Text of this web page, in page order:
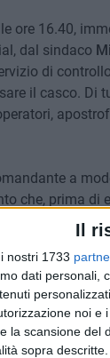
Il
nostri 1733
dati personali,
noi e
la scansione del
sopra
ore 16.40,
dal sindaco
di
il casco. Di
a
che, prima
ha
sono state
pronto
è stato